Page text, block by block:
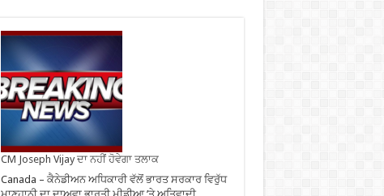
CM Joseph Vijay ਦਾ ਨਹੀਂ ਹੋਵੇਗਾ ਤਲਾਕ
Canada – ਕੈਨੇਡੀਅਨ ਅਧਿਕਾਰੀ ਵੱਲੋਂ ਭਾਰਤ ਸਰਕਾਰ ਵਿਰੁੱਧ
ਮਾਣਹਾਨੀ ਦਾ ਦਾਅਵਾ ਭਾਰਤੀ ਮੀਡੀਆ ’ਤੇ ਅਤਿਵਾਦੀ …